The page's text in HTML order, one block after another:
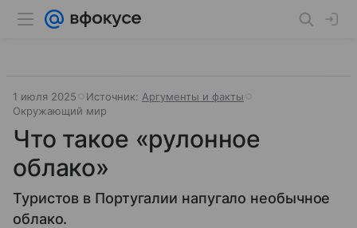
1 июля 2025 Источник: Аргументы и факты
Окружающий мир
Что такое «рулонное
облако»
Туристов в Португалии напугало необычное
облако.